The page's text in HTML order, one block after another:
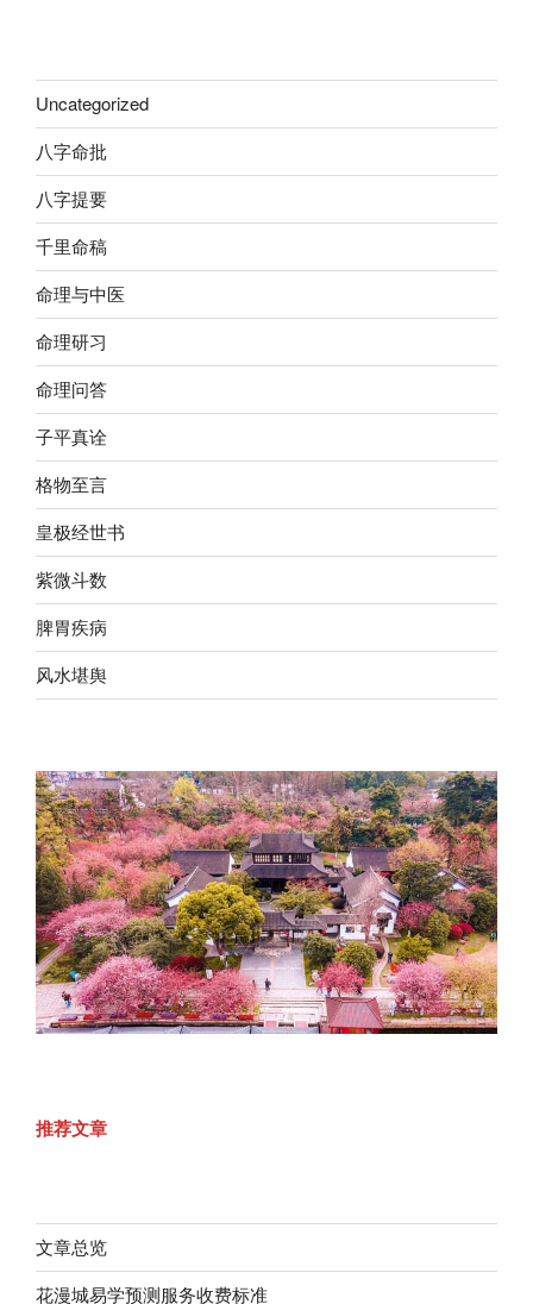
Uncategorized
八字命批
八字提要
千里命稿
命理与中医
命理研习
命理问答
子平真诠
格物至言
皇极经世书
紫微斗数
脾胃疾病
风水堪舆
推荐文章
文章总览
花漫城易学预测服务收费标准